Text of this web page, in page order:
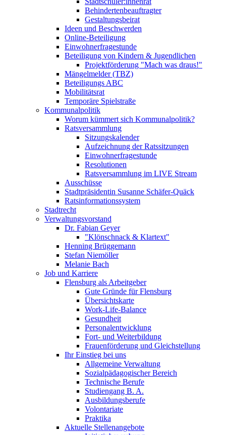
Behindertenbeauftragter
Gestaltungsbeirat
Ideen und Beschwerden
Online-Beteiligung
Einwohnerfragestunde
Beteiligung von Kindern & Jugendlichen
Projektförderung "Mach was draus!"
Mängelmelder (TBZ)
Beteiligungs ABC
Mobilitätsrat
Temporäre Spielstraße
Kommunalpolitik
Worum kümmert sich Kommunalpolitik?
Ratsversammlung
Sitzungskalender
Aufzeichnung der Ratssitzungen
Einwohnerfragestunde
Resolutionen
Ratsversammlung im LIVE Stream
Ausschüsse
Stadtpräsidentin Susanne Schäfer-Quäck
Ratsinformationssystem
Stadtrecht
Verwaltungsvorstand
Dr. Fabian Geyer
"Klönschnack & Klartext"
Henning Brüggemann
Stefan Niemöller
Melanie Bach
Job und Karriere
Flensburg als Arbeitgeber
Gute Gründe für Flensburg
Übersichtskarte
Work-Life-Balance
Gesundheit
Personalentwicklung
Fort- und Weiterbildung
Frauenförderung und Gleichstellung
Ihr Einstieg bei uns
Allgemeine Verwaltung
Sozialpädagogischer Bereich
Technische Berufe
Studiengang B. A.
Ausbildungsberufe
Volontariate
Praktika
Aktuelle Stellenangebote